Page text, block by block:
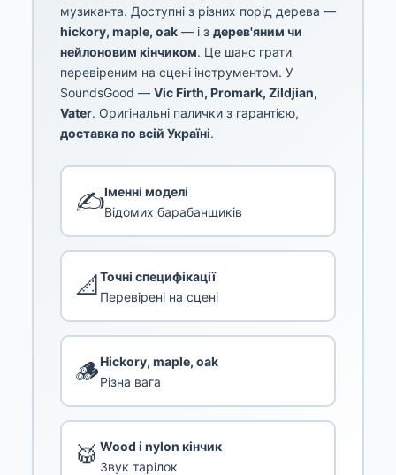
музиканта. Доступні з різних порід дерева —
hickory, maple, oak — і з дерев'яним чи
нейлоновим кінчиком. Це шанс грати
перевіреним на сцені інструментом. У
SoundsGood — Vic Firth, Promark, Zildjian,
Vater. Оригінальні палички з гарантією,
доставка по всій Україні.
✍️Іменні моделі
Відомих барабанщиків
📐 Точні специфікації
Перевірені на сцені
🪵Hickory, maple, oak
Різна вага
🥁 Wood і nylon кінчик
Звук тарілок